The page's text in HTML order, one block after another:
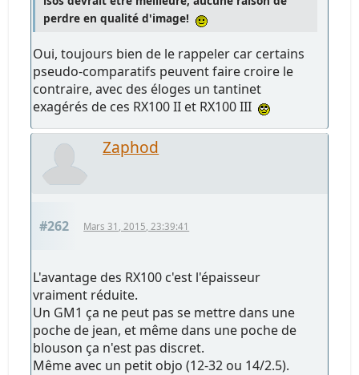
perdre en qualité d'image!
Oui, toujours bien de le rappeler car certains
pseudo-comparatifs peuvent faire croire le
contraire, avec des éloges un tantinet
exagérés de ces RX100 II et RX100 III
Zaphod
#262 Mars 31, 2015, 23:39:41
L'avantage des RX100 c'est l'épaisseur
vraiment réduite.
Un GM1 ça ne peut pas se mettre dans une
poche de jean, et même dans une poche de
blouson ça n'est pas discret.
Même avec un petit objo (12-32 ou 14/2.5).